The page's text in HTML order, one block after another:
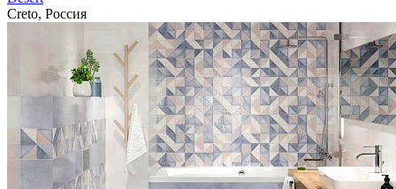
Creto, Россия